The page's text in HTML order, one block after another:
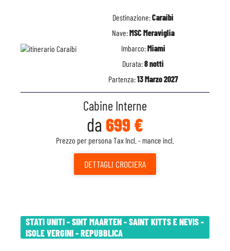
Destinazione:Caraibi
Nave:MSC Meraviglia
Imbarco:Miami
Durata:8 notti
Partenza:13 Marzo 2027
Cabine Interne
da 699 €
Prezzo per persona Tax Incl. - mance incl.
DETTAGLI CROCIERA
STATI UNITI - SINT MAARTEN - SAINT KITTS E NEVIS -
ISOLE VERGINI - REPUBBLICA